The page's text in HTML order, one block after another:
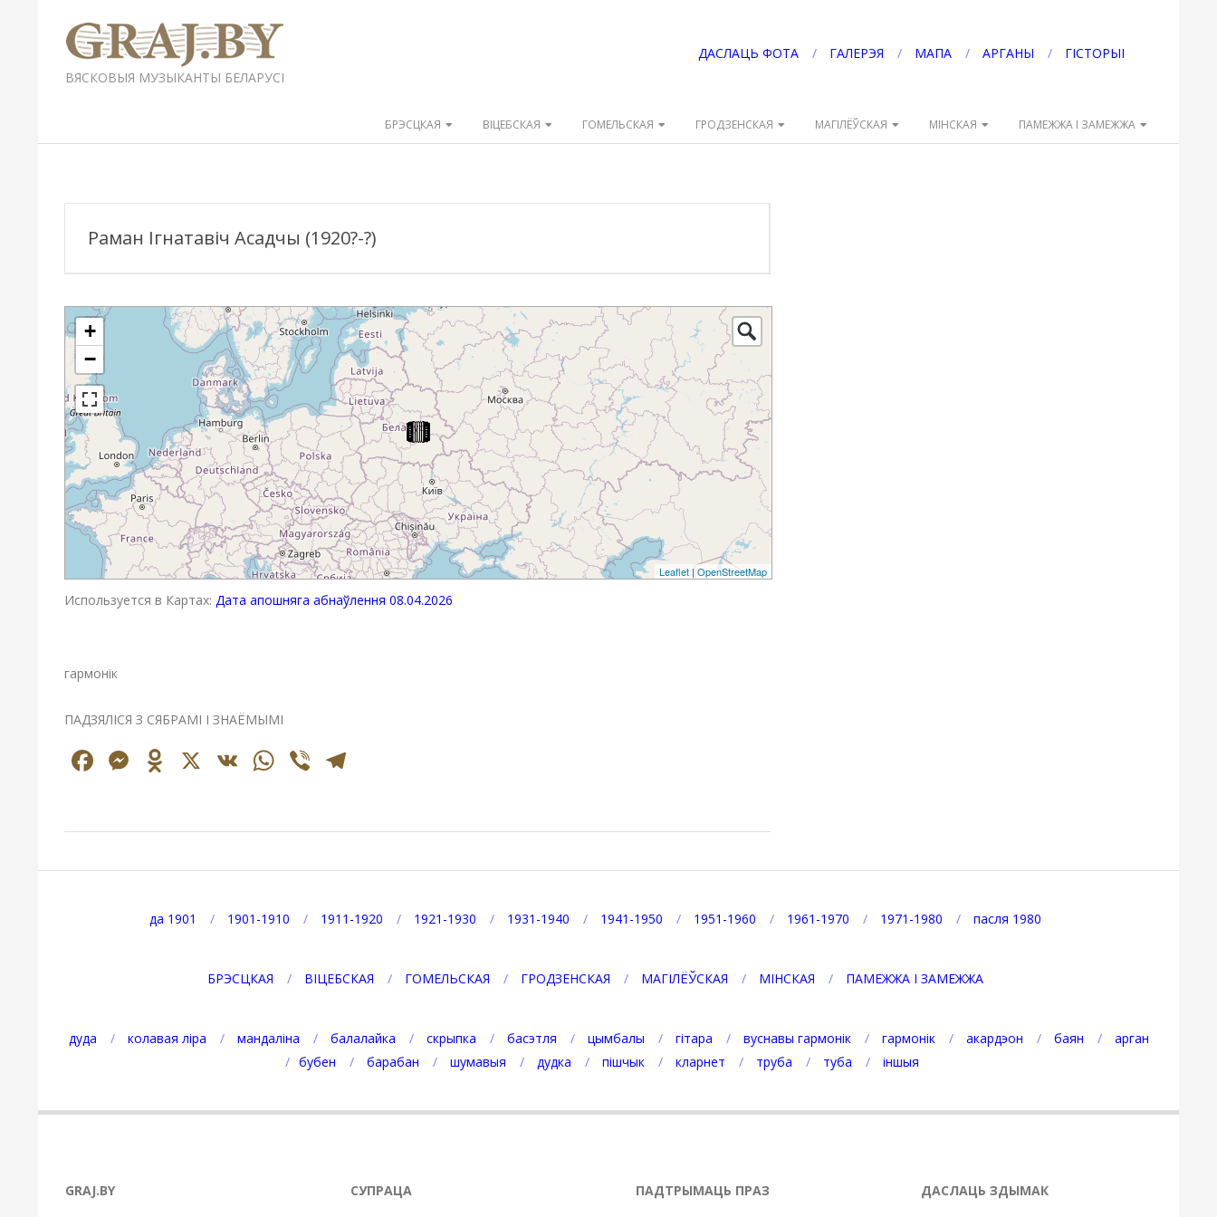
содержимомуGRAJ.BY
ВЯСКОВЫЯ МУЗЫКАНТЫ БЕЛАРУСІ
ДАСЛАЦЬ ФОТА ГАЛЕРЭЯ МАПА АРГАНЫ ГІСТОРЫІ
меню
БРЭСЦКАЯ ВІЦЕБСКАЯ ГОМЕЛЬСКАЯ ГРОДЗЕНСКАЯ МАГІЛЁЎСКАЯ МІНСКАЯ ПАМЕЖЖА І ЗАМЕЖЖА
Раман Ігнатавіч Асадчы (1920?-?)
+
−
Leaflet | OpenStreetMap
Используется в Картах: Дата апошняга абнаўлення 08.04.2026
гармонік
ПАДЗЯЛІСЯ З СЯБРАМІ І ЗНАЁМЫМІ
Facebook
Messenger
Odnoklassniki
X VK WhatsApp
Viber
01-
да 1901
1901-1910 1911-1920 1921-1930 1931-1940 1941-1950 1951-1960 1961-1970 1971-1980 пасля 1980
БРЭСЦКАЯ ВІЦЕБСКАЯ ГОМЕЛЬСКАЯ ГРОДЗЕНСКАЯ МАГІЛЁЎСКАЯ МІНСКАЯ ПАМЕЖЖА І ЗАМЕЖЖА
дуда колавая ліра мандаліна балалайка скрыпка басэтля цымбалы гітара вуснавы гармонік гармонік акардэон баян
арган
бубен
барабан шумавыя дудка пішчык кларнет труба туба іншыя
GRAJ.BY СУПРАЦА ПАДТРЫМАЦЬ ПРАЗ ДАСЛАЦЬ ЗДЫМАК